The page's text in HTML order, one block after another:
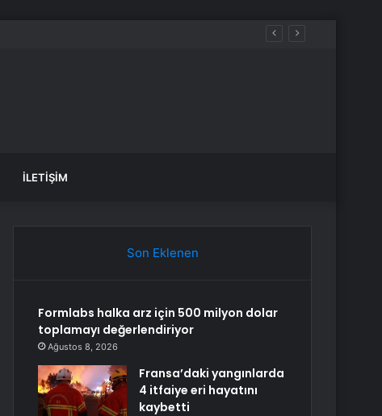
İLETIŞIM
Son Eklenen
Formlabs halka arz için 500 milyon dolar
toplamayı değerlendiriyor
Ağustos 8, 2026
Fransa’daki yangınlarda
4 itfaiye eri hayatını
kaybetti